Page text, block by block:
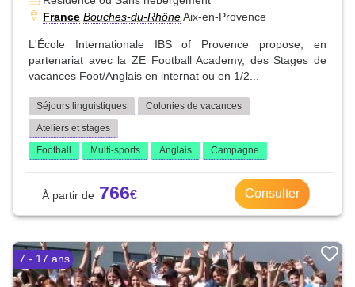
France Bouches-du-RhôneAix-en-Provence
L'École Internationale IBS of Provence propose, en
partenariat avec la ZE Football Academy, des Stages de
vacances Foot/Anglais en internat ou en 1/2...
Séjours linguistiques
Colonies de vacances
Ateliers et stages
Football
Multi-sports Anglais Campagne
766 Consulter
7 - 17 ans